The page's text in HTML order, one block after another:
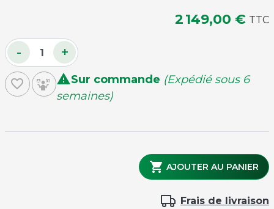
Vert
plateau-table 2 pièces
Kit français et jeu de bille
2 149,00 € TTC
- +
favorite_border Sur commande (Expédié sous 6
semaines)
 AJOUTER AU PANIER
Frais de livraison